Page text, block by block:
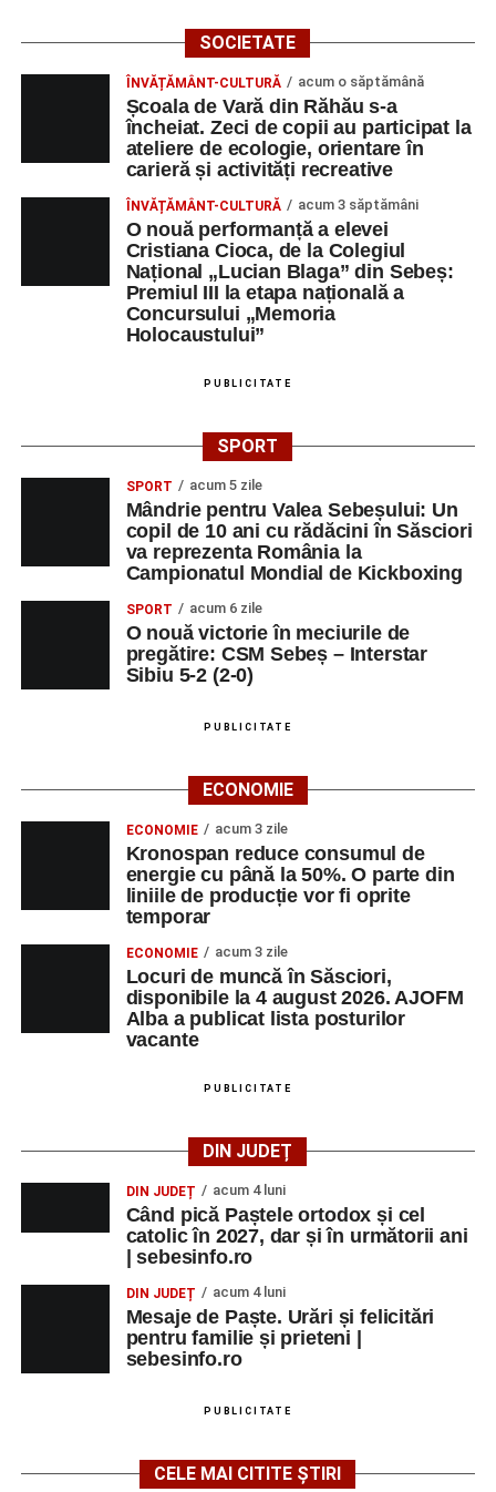
SOCIETATE
ÎNVĂȚĂMÂNT-CULTURĂ acum o săptămână
Școala de Vară din Răhău s-a
încheiat. Zeci de copii au participat la
ateliere de ecologie, orientare în
carieră și activități recreative
ÎNVĂȚĂMÂNT-CULTURĂ acum 3 săptămâni
O nouă performanță a elevei
Cristiana Cioca, de la Colegiul
Național „Lucian Blaga” din Sebeș:
Premiul III la etapa națională a
Concursului „Memoria
Holocaustului”
PUBLICITATE
SPORT
SPORT acum 5 zile
Mândrie pentru Valea Sebeșului: Un
copil de 10 ani cu rădăcini în Săsciori
va reprezenta România la
Campionatul Mondial de Kickboxing
SPORT acum 6 zile
O nouă victorie în meciurile de
pregătire: CSM Sebeș – Interstar
Sibiu 5-2 (2-0)
PUBLICITATE
ECONOMIE
ECONOMIE acum 3 zile
Kronospan reduce consumul de
energie cu până la 50%. O parte din
liniile de producție vor fi oprite
temporar
ECONOMIE acum 3 zile
Locuri de muncă în Săsciori,
disponibile la 4 august 2026. AJOFM
Alba a publicat lista posturilor
vacante
PUBLICITATE
DIN JUDEȚ
DIN JUDEȚ acum 4 luni
Când pică Paștele ortodox și cel
catolic în 2027, dar și în următorii ani
| sebesinfo.ro
DIN JUDEȚ acum 4 luni
Mesaje de Paște. Urări și felicitări
pentru familie și prieteni |
sebesinfo.ro
PUBLICITATE
CELE MAI CITITE ȘTIRI